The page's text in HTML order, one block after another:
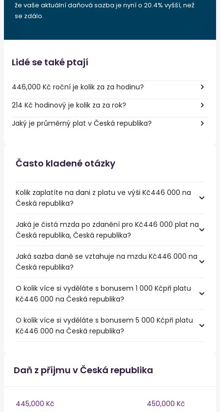
že vaše aktuální daňová sazba je nyní o 20.4% vyšší, než
se zdálo.
Lidé se také ptají
446,000 Kč roční je kolik za za hodinu?
214 Kč hodinový je kolik za za rok?
Jaký je průměrný plat v Česká republika?
Často kladené otázky
Kolik zaplatíte na dani z platu ve výši Kč446 000 na
Česká republika?
Jaká je čistá mzda po zdanění pro Kč446 000 plat na
Česká republika, Česká republika?
Jaká sazba daně se vztahuje na mzdu Kč446 000 na
Česká republika?
O kolik více si vyděláte s bonusem 1 000 Kčpři platu
Kč446 000 na Česká republika?
O kolik více si vyděláte s bonusem 5 000 Kčpři platu
Kč446 000 na Česká republika?
Daň z příjmu v Česká republika
445,000 Kč
450,000 Kč